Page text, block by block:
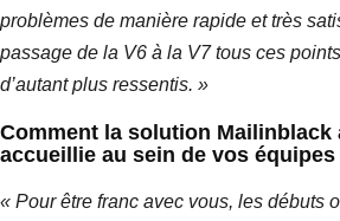
problèmes de manière rapide et très
passage de la V6 à la V7tous ces
d’autant plus ressentis. »
Comment la solution Mailinblack
accueillie au sein de vos équipes
« Pour être franc avec vous, les débuts